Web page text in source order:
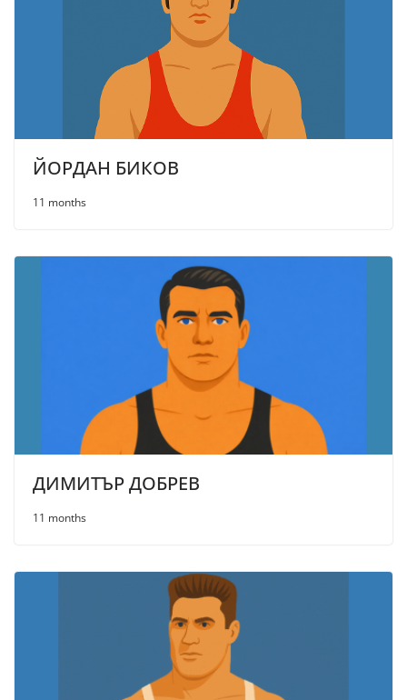
ЙОРДАН БИКОВ
11 months
ДИМИТЪР ДОБРЕВ
11 months